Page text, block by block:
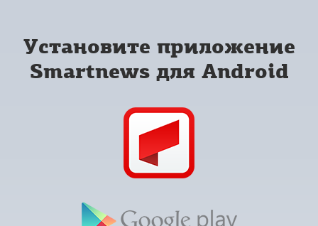
Установите приложение
Smartnews для Android